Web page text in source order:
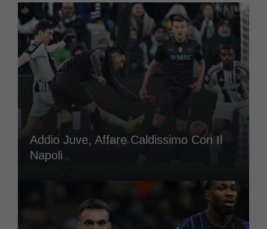
Addio Juve, Affare Caldissimo Con Il
Napoli